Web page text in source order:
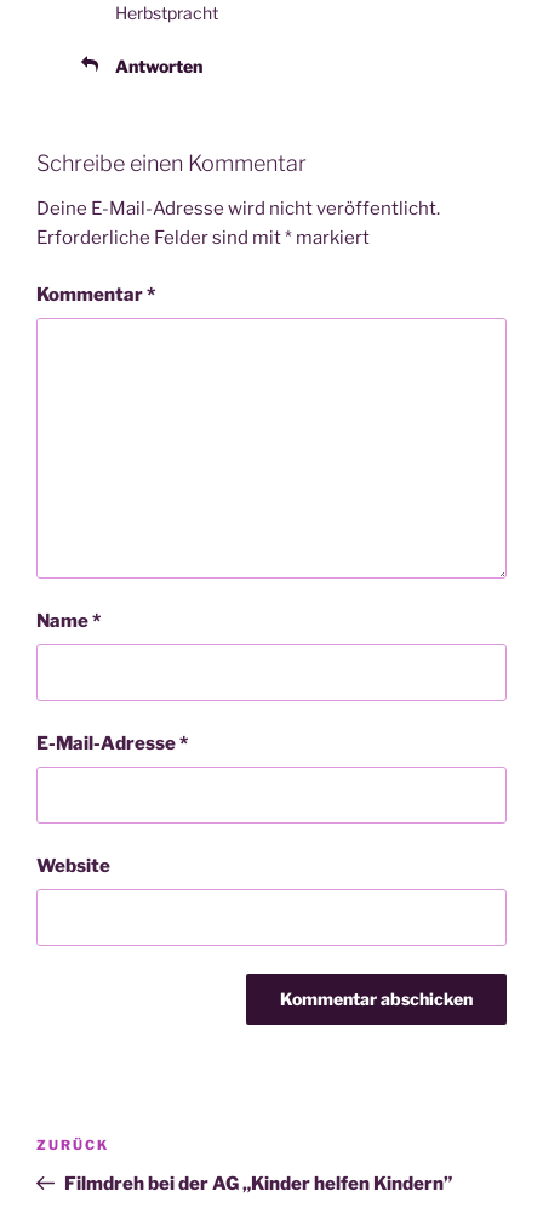
Herbst­pracht
Antworten
Schreibe einen Kommentar
Deine E-Mail-Adresse wird nicht veröffentlicht.
Erforderliche Felder sind mit* markiert
Kommentar*
Name*
E-Mail-Adresse*
Website
Beitragsnavigation
Vorheriger
Beitrag
ZURÜCK
Filmdreh bei der AG „Kinder helfen Kindern”